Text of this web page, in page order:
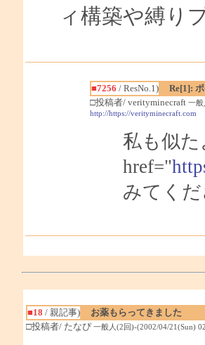
ィ構築や縛り
■7256 / ResNo.1)
Re[1]:
□投稿者/ verityminecraft 一般
http://https://verityminecraft.com
私も似
href="
みてくだ
■18 / 親記事)
お薬もらってきました
□投稿者/ たなぴ一般人(2回)-(2002/04/21(Sun)